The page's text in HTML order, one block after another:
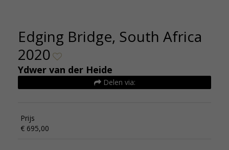
Edging Bridge, South Africa
2020
Ydwer van der Heide
Delen via:
Prijs
€ 695,00